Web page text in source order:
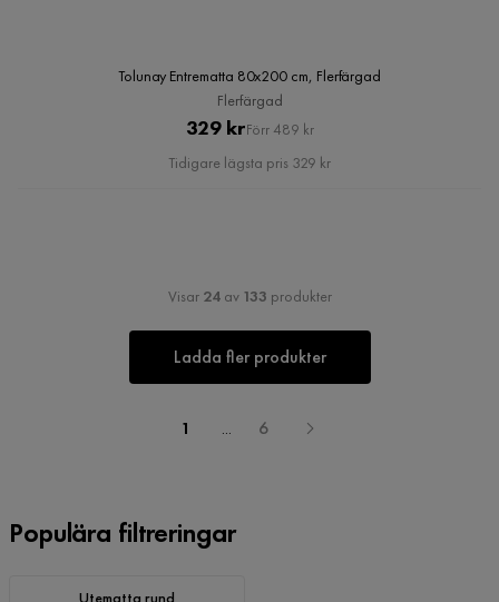
Tolunay Entrematta 80x200 cm, Flerfärgad
Flerfärgad
Pris
329 krOriginal
Pris
Förr 489 kr
Tidigare lägsta pris 329 kr
Visar 24av 133 produkter
Ladda fler produkter
1 ... 6
Populära filtreringar
Utematta rund